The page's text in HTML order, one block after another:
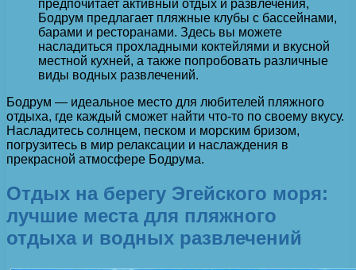
предпочитает активный отдых и развлечения,
Бодрум предлагает пляжные клубы с бассейнами,
барами и ресторанами. Здесь вы можете
насладиться прохладными коктейлями и вкусной
местной кухней, а также попробовать различные
виды водных развлечений.
Бодрум — идеальное место для любителей пляжного
отдыха, где каждый сможет найти что-то по своему вкусу.
Насладитесь солнцем, песком и морским бризом,
погрузитесь в мир релаксации и наслаждения в
прекрасной атмосфере Бодрума.
Отдых на берегу Эгейского моря:
лучшие места для пляжного
отдыха и водных развлечений